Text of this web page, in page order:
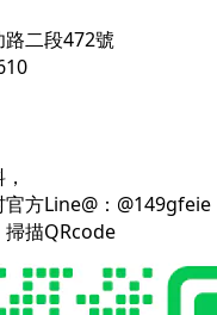
二段472號
方Line@：@149gfeie